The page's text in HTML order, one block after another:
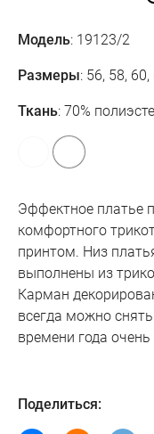
Модель: 19123/2
Размеры: 56, 58, 60,
Ткань: 70%
Эффектное платье
комфортного
принтом. Низ
выполнены из
Карман
всегда можно
времени года очень
Поделиться: